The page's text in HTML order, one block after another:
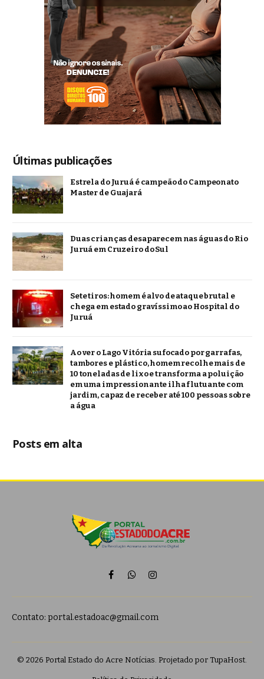
Últimas publicações
Estrela do Juruá é campeão do Campeonato
Master de Guajará
Duas crianças desaparecem nas águas do Rio
Juruá em Cruzeiro do Sul
Sete tiros: homem é alvo de ataque brutal e
chega em estado gravíssimo ao Hospital do
Juruá
Ao ver o Lago Vitória sufocado por garrafas,
tambores e plástico, homem recolhe mais de
10 toneladas de lixo e transforma a poluição
em uma impressionante ilha flutuante com
jardim, capaz de receber até 100 pessoas sobre
a água
Posts em alta
FacebookWhatsAppInstagram
Contato: portal.estadoac@gmail.com
© 2026 Portal Estado do Acre Notícias. Projetado por TupaHost.